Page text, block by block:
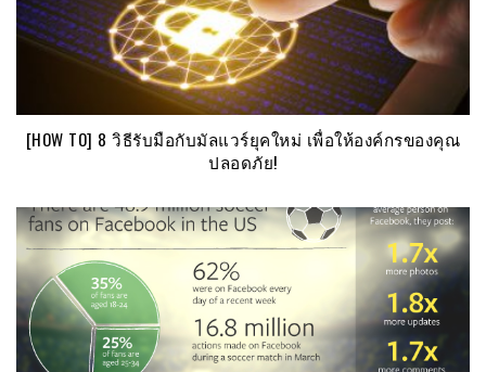
[HOW TO] 8 วิธีรับมือกับมัลแวร์ยุคใหม่ เพื่อให้องค์กรของคุณ
ปลอดภัย!